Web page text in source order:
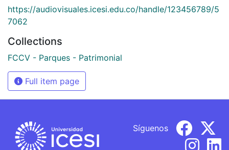
https://audiovisuales.icesi.edu.co/handle/123456789/5
7062
Collections
FCCV - Parques - Patrimonial
Full item page
Síguenos